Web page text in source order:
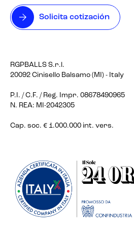
Solicita cotización
RGPBALLS S.r.l.
20092 Cinisello Balsamo (MI) - Italy
P.I. / C.F. / Reg. Impr. 08678490965
N. REA: MI-2042305
Cap. soc. € 1.000.000 int. vers.